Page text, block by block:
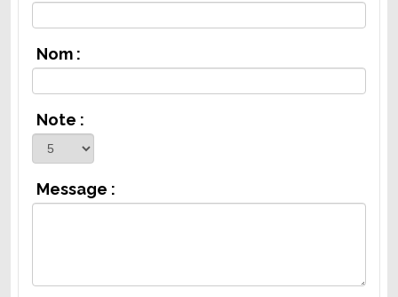
Nom :
Note :
Message :